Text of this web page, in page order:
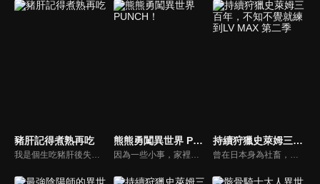
豬肝記得煮熟再吃
我是個生吃豬肝後失去意識的不起眼阿宅。本來想說自己轉生到異世界，卻只是變成一隻豬！我全身是泥巴躺在豬圈，拯救我的是像天使一樣溫柔的美少女潔絲。她捨身照顧變成豬的我，據說她是能讀懂人心的「耶穌瑪」這個種族。「糟了，這樣我有如豬一般的慾望不就表露無遺了嗎！！」在這個劍與魔法的世界，普通的豬與能讀心的美少女，打情罵俏的奇幻故事即將開始！
熊熊勇闖異世界 PUNCH！
因為一些小事，家裡蹲遊戲玩家少女優奈被自稱是神明的人送到了異世界。至於說到那名少女變成怎樣了——靠著最強道具熊熊套裝得到了超級熊熊力量及超級熊熊魔法、現代世界的知識、信賴的夥伴菲娜，以及不會因為異世界這點程度就動搖的熊熊鋼鐵心，她已經完全適應這個世界了！
持續狩獵史萊姆三百年，不知不覺就練到LV MAX 第二季
曾在日本身為社畜，卻在年紀輕輕過勞死的主角相澤梓，在女神的幫助下，以不老不死的魔女之姿轉生異世界。為了彌補前世的缺憾，她下定決心悠閒過活，長年來都只以打倒史萊姆和製藥維持著平靜的生活。誰知三百年後，她累積的經驗值已讓她成為了LV.99的世界最強魔女，她的生活也開始逐漸發生變化。